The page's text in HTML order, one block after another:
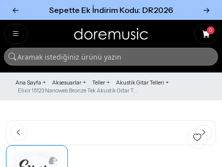
← Sepette Ek İndirim Kodu: DR2026 →
0
Ana Sayfa Aksesuarlar Teller
Akustik Gitar Telleri
Elixir 15123 Nanoweb Bronze Tek Akustik Gitar T...
Tümünü Gör
Tümünü gör